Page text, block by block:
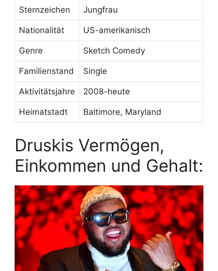
Sternzeichen Jungfrau
Nationalität US-amerikanisch
Genre Sketch Comedy
Familienstand Single
Aktivitätsjahre 2008-heute
Heimatstadt Baltimore, Maryland
Druskis Vermögen,
Einkommen und Gehalt: